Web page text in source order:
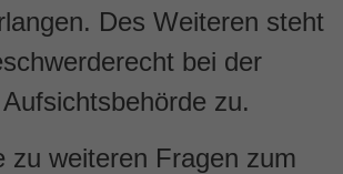
Des Weiteren steht
bei der
zu.
zu weiteren Fragen zum